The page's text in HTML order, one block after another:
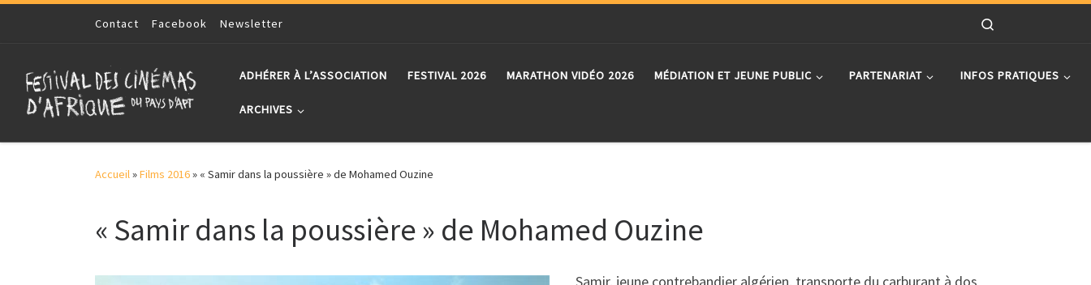
Skip to contentContact Facebook Newsletter
ADHÉRER À L’ASSOCIATION FESTIVAL 2026 MARATHON VIDÉO 2026 MÉDIATION ET JEUNE PUBLIC PARTENARIAT INFOS PRATIQUES
ARCHIVES
Accueil»Films 2016» « Samir dans la poussière » de Mohamed Ouzine
« Samir dans la poussière » de Mohamed Ouzine
Samir, jeune contrebandier algérien, transporte du carburant à dos